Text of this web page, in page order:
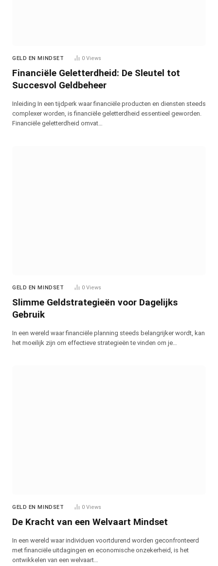
GELD EN MINDSET 0Views
Financiële Geletterdheid: De Sleutel tot
Succesvol Geldbeheer
Inleiding In een tijdperk waar financiële producten en diensten steeds
complexer worden, is financiële geletterdheid essentieel geworden.
Financiële geletterdheid omvat…
GELD EN MINDSET 0Views
Slimme Geldstrategieën voor Dagelijks
Gebruik
In een wereld waar financiële planning steeds belangrijker wordt, kan
het moeilijk zijn om effectieve strategieën te vinden om je…
GELD EN MINDSET 0Views
De Kracht van een Welvaart Mindset
In een wereld waar individuen voortdurend worden geconfronteerd
met financiële uitdagingen en economische onzekerheid, is het
ontwikkelen van een welvaart…